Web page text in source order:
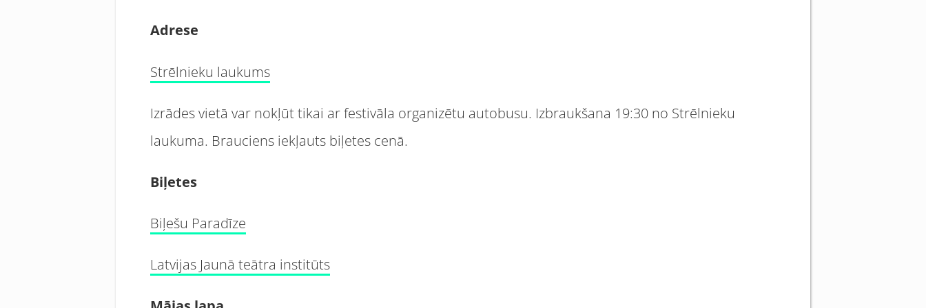
Adrese
Strēlnieku laukums
Izrādes vietā var nokļūt tikai ar festivāla organizētu autobusu. Izbraukšana 19:30 no Strēlnieku
laukuma. Brauciens iekļauts biļetes cenā.
Biļetes
Biļešu Paradīze
Latvijas Jaunā teātra institūts